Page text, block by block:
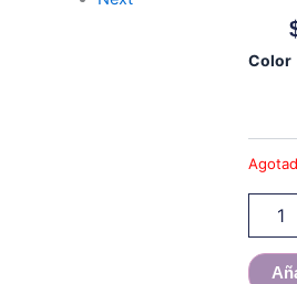
Color
Vaperz
V2
Micro